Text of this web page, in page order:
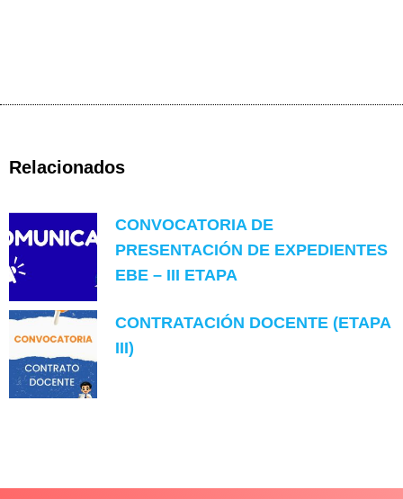
Relacionados
CONVOCATORIA DE
PRESENTACIÓN DE EXPEDIENTES
EBE – III ETAPA
CONTRATACIÓN DOCENTE (ETAPA
III)